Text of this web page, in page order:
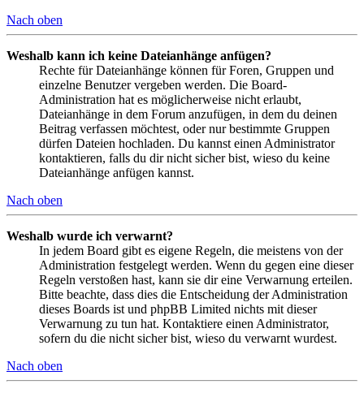
Nach oben
Weshalb kann ich keine Dateianhänge anfügen?
Rechte für Dateianhänge können für Foren, Gruppen und
einzelne Benutzer vergeben werden. Die Board-
Administration hat es möglicherweise nicht erlaubt,
Dateianhänge in dem Forum anzufügen, in dem du deinen
Beitrag verfassen möchtest, oder nur bestimmte Gruppen
dürfen Dateien hochladen. Du kannst einen Administrator
kontaktieren, falls du dir nicht sicher bist, wieso du keine
Dateianhänge anfügen kannst.
Nach oben
Weshalb wurde ich verwarnt?
In jedem Board gibt es eigene Regeln, die meistens von der
Administration festgelegt werden. Wenn du gegen eine dieser
Regeln verstoßen hast, kann sie dir eine Verwarnung erteilen.
Bitte beachte, dass dies die Entscheidung der Administration
dieses Boards ist und phpBB Limited nichts mit dieser
Verwarnung zu tun hat. Kontaktiere einen Administrator,
sofern du die nicht sicher bist, wieso du verwarnt wurdest.
Nach oben